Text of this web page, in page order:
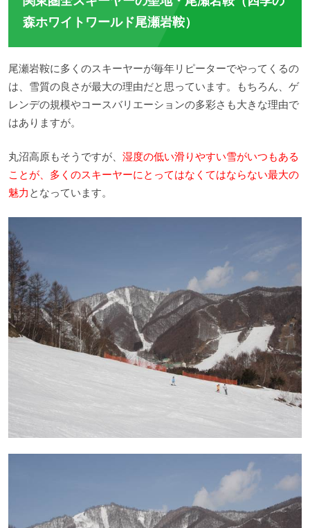
森ホワイトワールド尾瀬岩鞍）
尾瀬岩鞍に多くのスキーヤーが毎年リピーターでやってくるの
は、雪質の良さが最大の理由だと思っています。もちろん、ゲ
レンデの規模やコースバリエーションの多彩さも大きな理由で
はありますが。
丸沼高原もそうですが、 湿度の低い滑りやすい雪がいつもある
ことが、多くのスキーヤーにとってはなくてはならない最大の
魅力 となっています。